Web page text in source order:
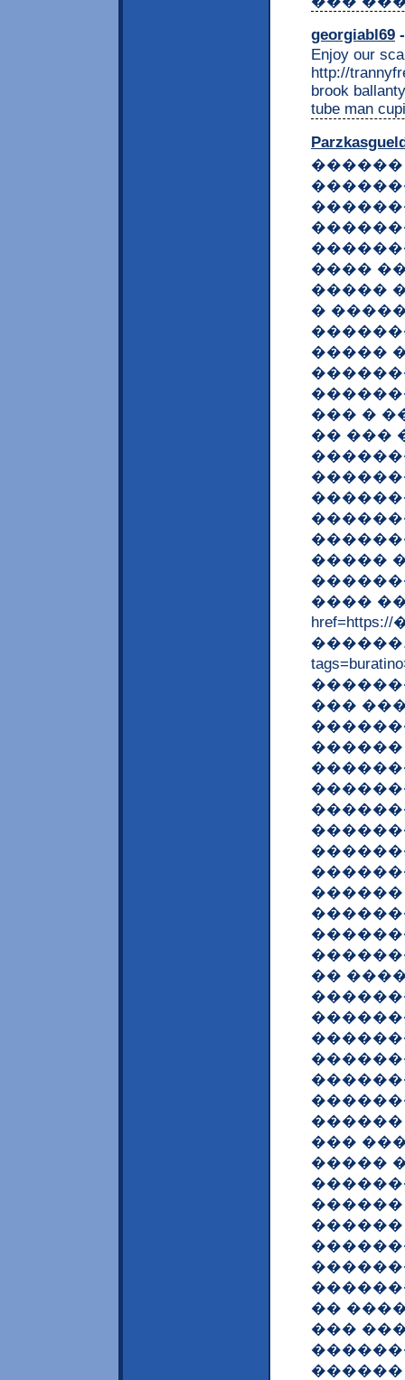
georgiabl69
Enjoy our
http://
brook
tube man
����
�����
�
�����
��� �
�� ���
�����
����
���
��
���
�����
��
���